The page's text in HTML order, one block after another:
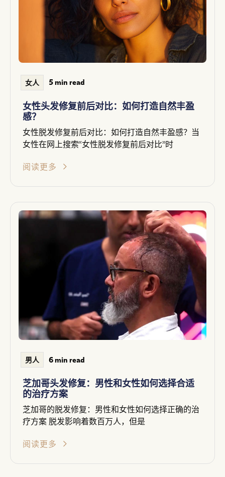
女人 5 min read
女性头发修复前后对比：如何打造自然丰盈
感？
女性脱发修复前后对比：如何打造自然丰盈感？当
女性在网上搜索“女性脱发修复前后对比”时
阅读更多
男人 6 min read
芝加哥头发修复：男性和女性如何选择合适
的治疗方案
芝加哥的脱发修复：男性和女性如何选择正确的治
疗方案 脱发影响着数百万人，但是
阅读更多